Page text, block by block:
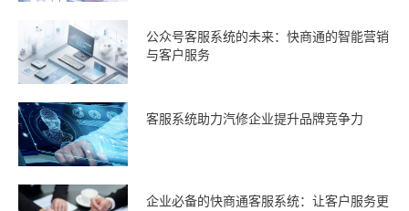
公众号客服系统的未来：快商通的智能营销
与客户服务
客服系统助力汽修企业提升品牌竞争力
企业必备的快商通客服系统：让客户服务更